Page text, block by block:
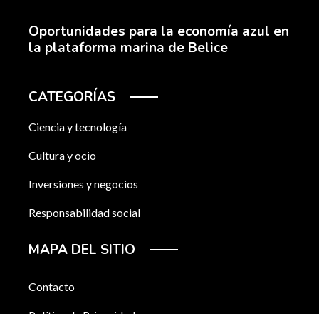
Oportunidades para la economía azul en
la plataforma marina de Belice
CATEGORÍAS
Ciencia y tecnología
Cultura y ocio
Inversiones y negocios
Responsabilidad social
MAPA DEL SITIO
Contacto